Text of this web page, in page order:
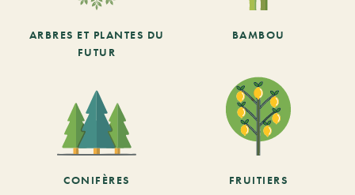
ARBRES ET PLANTES DU
FUTUR
BAMBOU
CONIFÈRES FRUITIERS